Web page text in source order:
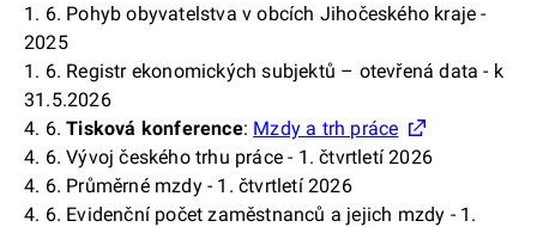
1. 6. Pohyb obyvatelstva v obcích Jihočeského kraje -
2025
1. 6. Registr ekonomických subjektů – otevřená data - k
31.5.2026
4. 6.Tisková konference: Mzdy a trh práce
4. 6. Vývoj českého trhu práce - 1. čtvrtletí 2026
4. 6. Průměrné mzdy - 1. čtvrtletí 2026
4. 6. Evidenční počet zaměstnanců a jejich mzdy - 1.